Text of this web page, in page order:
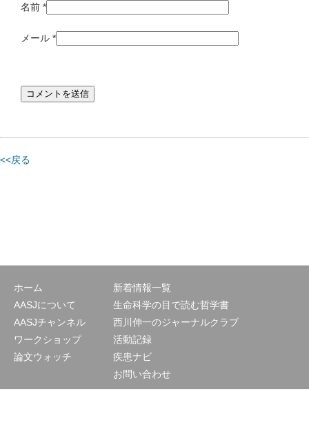
名前 *
メール *
<<戻る
ホーム
AASJについて
AASJチャンネル
ワークショップ
論文ウォッチ
新着情報一覧
生命科学の目で読む哲学書
西川伸一のジャーナルクラブ
活動記録
疾患ナビ
お問い合わせ